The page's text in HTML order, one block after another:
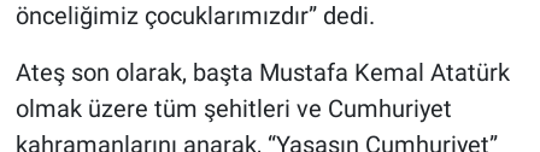
önceliğimiz çocuklarımızdır” dedi.
Ateş son olarak, başta Mustafa Kemal Atatürk
olmak üzere tüm şehitleri ve Cumhuriyet
kahramanlarını anarak, “Yaşasın Cumhuriyet”